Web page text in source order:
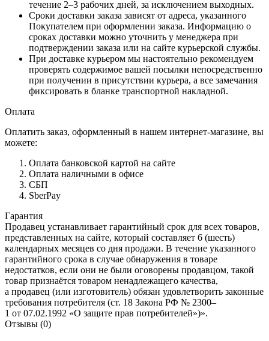
течение 2–3 рабочих дней, за исключением выходных.
Сроки доставки заказа зависят от адреса, указанного
Покупателем при оформлении заказа. Информацию о
сроках доставки можно уточнить у менеджера при
подтверждении заказа или на сайте курьерской службы.
При доставке курьером мы настоятельно рекомендуем
проверять содержимое вашей посылки непосредственно
при получении в присутствии курьера, а все замечания
фиксировать в бланке транспортной накладной.
Оплата
Оплатить заказ, оформленный в нашем интернет-магазине, вы
можете:
Оплата банковской картой на сайте
Оплата наличными в офисе
СБП
SberPay
Гарантия
Продавец устанавливает гарантийный срок для всех товаров,
представленных на сайте, который составляет 6 (шесть)
календарных месяцев со дня продажи. В течение указанного
гарантийного срока в случае обнаружения в товаре
недостатков, если они не были оговорены продавцом, такой
товар признаётся товаром ненадлежащего качества,
а продавец (или изготовитель) обязан удовлетворить законные
требования потребителя (ст. 18 Закона РФ № 2300–
1 от 07.02.1992 «О защите прав потребителей»)».
Отзывы (0)